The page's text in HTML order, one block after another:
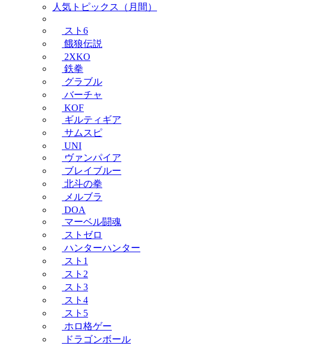
人気トピックス（月間）
スト6
餓狼伝説
2XKO
鉄拳
グラブル
バーチャ
KOF
ギルティギア
サムスピ
UNI
ヴァンパイア
ブレイブルー
北斗の拳
メルブラ
DOA
マーベル闘魂
ストゼロ
ハンターハンター
スト1
スト2
スト3
スト4
スト5
ホロ格ゲー
ドラゴンボール